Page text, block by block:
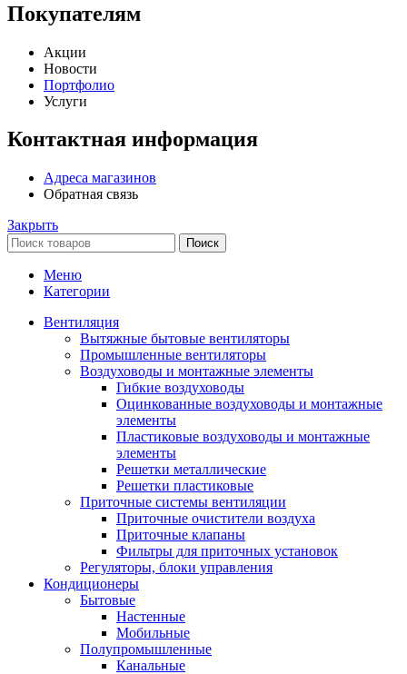
Покупателям
Акции
Новости
Портфолио
Услуги
Контактная информация
Адреса магазинов
Обратная связь
Закрыть
Поиск
Меню
Категории
Вентиляция
Вытяжные бытовые вентиляторы
Промышленные вентиляторы
Воздуховоды и монтажные элементы
Гибкие воздуховоды
Оцинкованные воздуховоды и монтажные
элементы
Пластиковые воздуховоды и монтажные
элементы
Решетки металлические
Решетки пластиковые
Приточные системы вентиляции
Приточные очистители воздуха
Приточные клапаны
Фильтры для приточных установок
Регуляторы, блоки управления
Кондиционеры
Бытовые
Настенные
Мобильные
Полупромышленные
Канальные